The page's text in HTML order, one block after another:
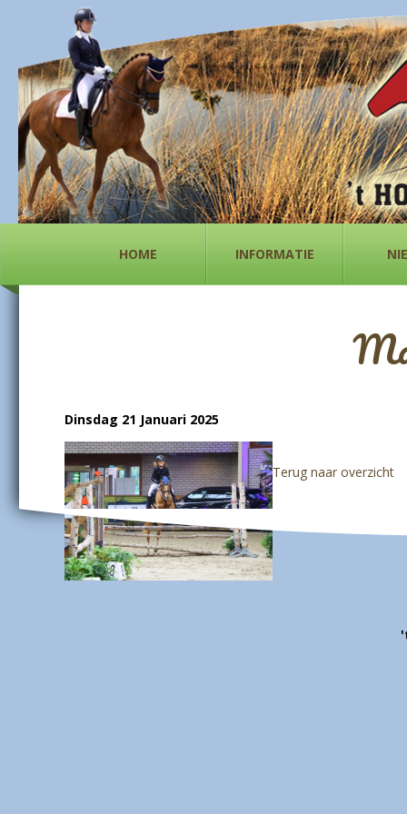
HOME INFORMATIE
Dinsdag 21 Januari 2025
Terug naar overzicht